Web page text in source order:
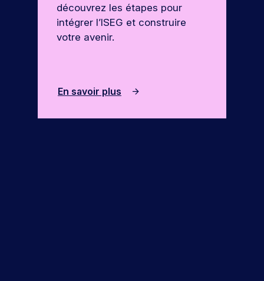
découvrez les étapes pour
intégrer l’ISEG et construire
votre avenir.
En savoir plus